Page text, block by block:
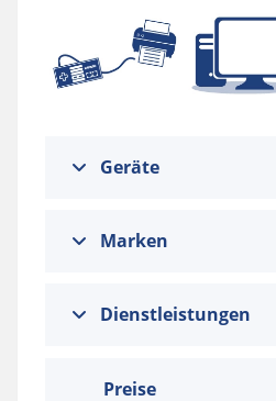
Geräte
Marken
Dienstleistungen
Preise